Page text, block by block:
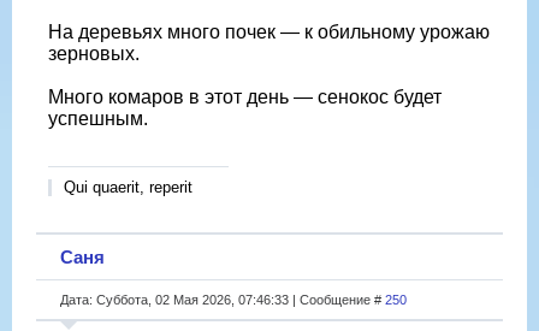
На деревьях много почек — к обильному урожаю
зерновых.
Много комаров в этот день — сенокос будет
успешным.
Qui quaerit, reperit
Саня
Дата: Суббота, 02 Мая 2026, 07:46:33 | Сообщение # 250